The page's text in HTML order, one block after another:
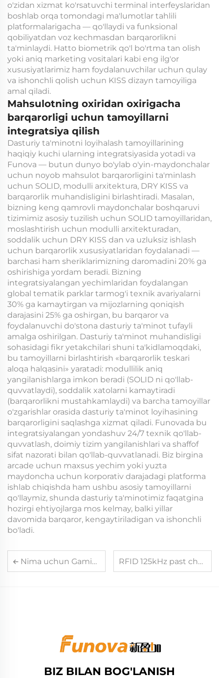
o'zidan xizmat ko'rsatuvchi terminal interfeyslaridan
boshlab orqa tomondagi ma'lumotlar tahlili
platformalarigacha — qo'llaydi va funksional
qobiliyatdan voz kechmasdan barqarorlikni
ta'minlaydi. Hatto biometrik qo'l bo'rtma tan olish
yoki aniq marketing vositalari kabi eng ilg'or
xususiyatlarimiz ham foydalanuvchilar uchun qulay
va ishonchli qolish uchun KISS dizayn tamoyiliga
amal qiladi.
Mahsulotning oxiridan oxirigacha
barqarorligi uchun tamoyillarni
integratsiya qilish
Dasturiy ta'minotni loyihalash tamoyillarining
haqiqiy kuchi ularning integratsiyasida yotadi va
Funova — butun dunyo bo'ylab o'yin-maydonchalar
uchun noyob mahsulot barqarorligini ta'minlash
uchun SOLID, modulli arxitektura, DRY KISS va
barqarorlik muhandisligini birlashtiradi. Masalan,
bizning keng qamrovli maydonchalar boshqaruvi
tizimimiz asosiy tuzilish uchun SOLID tamoyillaridan,
moslashtirish uchun modulli arxitekturadan,
soddalik uchun DRY KISS dan va uzluksiz ishlash
uchun barqarorlik xususiyatlaridan foydalanadi —
barchasi ham sheriklarimizning daromadini 20% ga
oshirishiga yordam beradi. Bizning
integratsiyalangan yechimlaridan foydalangan
global tematik parklar tarmog'i texnik avariyalarni
30% ga kamaytirgan va mijozlarning qoniqish
darajasini 25% ga oshirgan, bu barqaror va
foydalanuvchi do'stona dasturiy ta'minot tufayli
amalga oshirilgan. Dasturiy ta'minot muhandisligi
sohasidagi fikr yetakchilari shuni ta'kidlamoqdaki,
bu tamoyillarni birlashtirish «barqarorlik teskari
aloqa halqasini» yaratadi: modullilik aniq
yangilanishlarga imkon beradi (SOLID ni qo'llab-
quvvatlaydi), soddalik xatolarni kamaytiradi
(barqarorlikni mustahkamlaydi) va barcha tamoyillar
o'zgarishlar orasida dasturiy ta'minot loyihasining
barqarorligini saqlashga xizmat qiladi. Funovada bu
integratsiyalangan yondashuv 24/7 texnik qo'llab-
quvvatlash, doimiy tizim yangilanishlari va shaffof
sifat nazorati bilan qo'llab-quvvatlanadi. Biz birgina
arcade uchun maxsus yechim yoki yuzta
maydoncha uchun korporativ darajadagi platforma
ishlab chiqishda ham ushbu asosiy tamoyillarni
qo'llaymiz, shunda dasturiy ta'minotimiz faqatgina
hozirgi ehtiyojlarga mos kelmay, balki yillar
davomida barqaror, kengaytiriladigan va ishonchli
bo'ladi.
Nima uchun Gamingga xos arkada karta o'quvchi tizimi arakdalarda sarmoya sifatida qimmatli? RFID 125kHz past chastotali texnologiyasining afzalliklari va qo'llaniladigan sohalar qanday?
BIZ BILAN BOG'LANISH